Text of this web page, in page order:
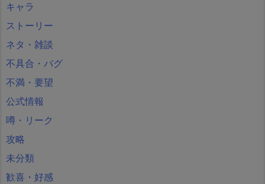
キャラ
ストーリー
ネタ・雑談
不具合・バグ
不満・要望
公式情報
噂・リーク
攻略
未分類
歓喜・好感